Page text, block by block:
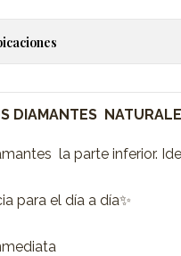
DIAMANTES
la parte inferior.
para el día a día✨